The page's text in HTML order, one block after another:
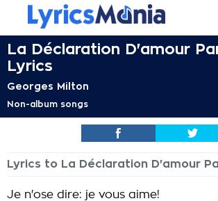
La Déclaration D'amour
Lyrics
Georges Milton
Non-album songs
Lyrics to La Déclaration D'amour
Je n'ose dire: je vous aime!